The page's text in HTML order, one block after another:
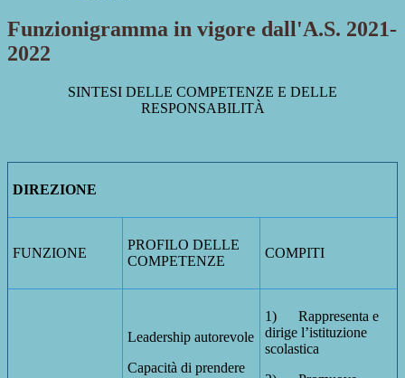
Funzionigramma in vigore dall'A.S. 2021-
2022
SINTESI DELLE COMPETENZE E DELLE
RESPONSABILITÀ
DIREZIONE
FUNZIONE
PROFILO DELLE
COMPETENZE
COMPITI
Leadership autorevole
Capacità di prendere
1) Rappresenta e
dirige l’istituzione
scolastica